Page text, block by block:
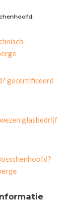
gecertificeerd
glasbedrijf